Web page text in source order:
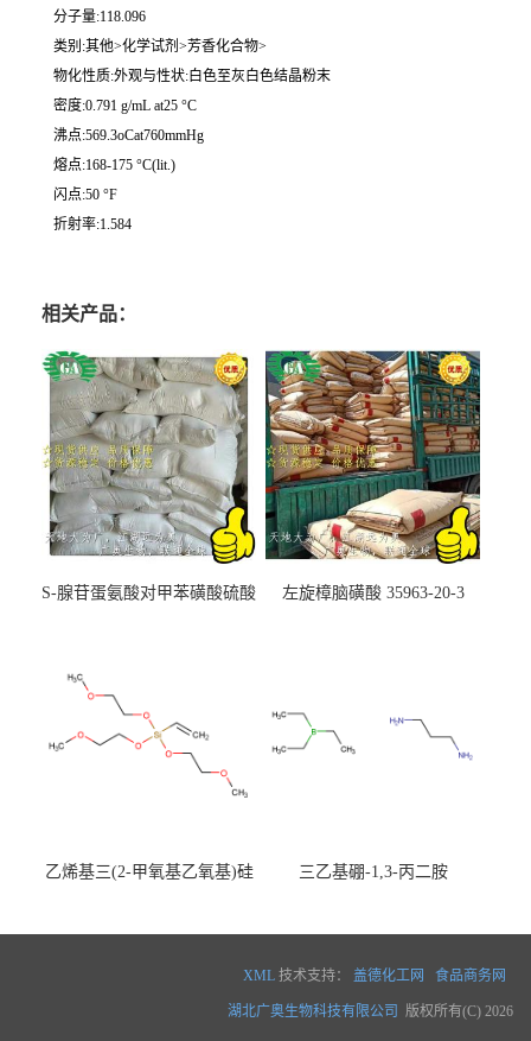
分子量:118.096
类别:其他>化学试剂>芳香化合物>
物化性质:外观与性状:白色至灰白色结晶粉末
密度:0.791 g/mL at25 °C
沸点:569.3oCat760mmHg
熔点:168-175 °C(lit.)
闪点:50 °F
折射率:1.584
相关产品：
S-腺苷蛋氨酸对甲苯磺酸硫酸
左旋樟脑磺酸 35963-20-3
乙烯基三(2-甲氧基乙氧基)硅
三乙基硼-1,3-丙二胺
XML 技术支持： 盖德化工网 食品商务网
湖北广奥生物科技有限公司 版权所有(C) 2026